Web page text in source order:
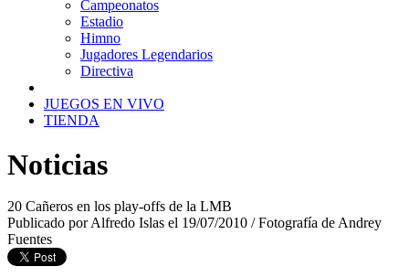
Campeonatos
Estadio
Himno
Jugadores Legendarios
Directiva
JUEGOS EN VIVO
TIENDA
Noticias
20 Cañeros en los play-offs de la LMB
Publicado por Alfredo Islas el 19/07/2010 / Fotografía de Andrey
Fuentes